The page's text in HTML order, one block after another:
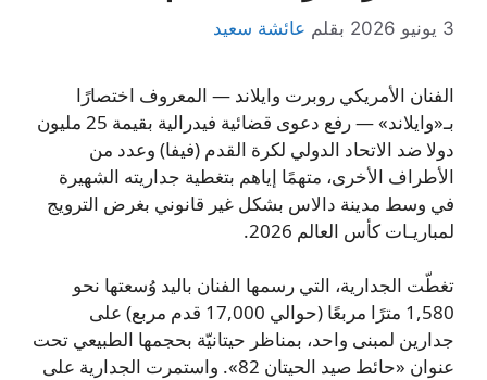
3 يونيو 2026 بقلم عائشة سعيد
الفنان الأمريكي روبرت وايلاند — المعروف اختصارًا
بـ«وايلاند» — رفع دعوى قضائية فيدرالية بقيمة 25 مليون
دولا ضد الاتحاد الدولي لكرة القدم (فيفا) وعدد من
الأطراف الأخرى، متهمًا إياهم بتغطية جداريته الشهيرة
في وسط مدينة دالاس بشكل غير قانوني بغرض الترويج
لمباريـات كأس العالم 2026.
تغطّت الجدارية، التي رسمها الفنان باليد وُسعتها نحو
1,580 مترًا مربعًا (حوالي 17,000 قدم مربع) على
جدارين لمبنى واحد، بمناظر حيتانيّة بحجمها الطبيعي تحت
عنوان «حائط صيد الحيتان 82». واستمرت الجدارية على